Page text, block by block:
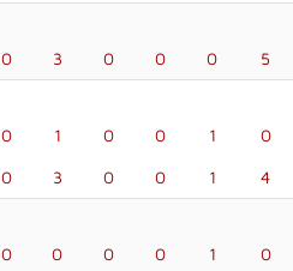
0 3 0 0 0 5
0 1 0 0 1 0
0 3 0 0 1 4
0 0 0 0 1 0